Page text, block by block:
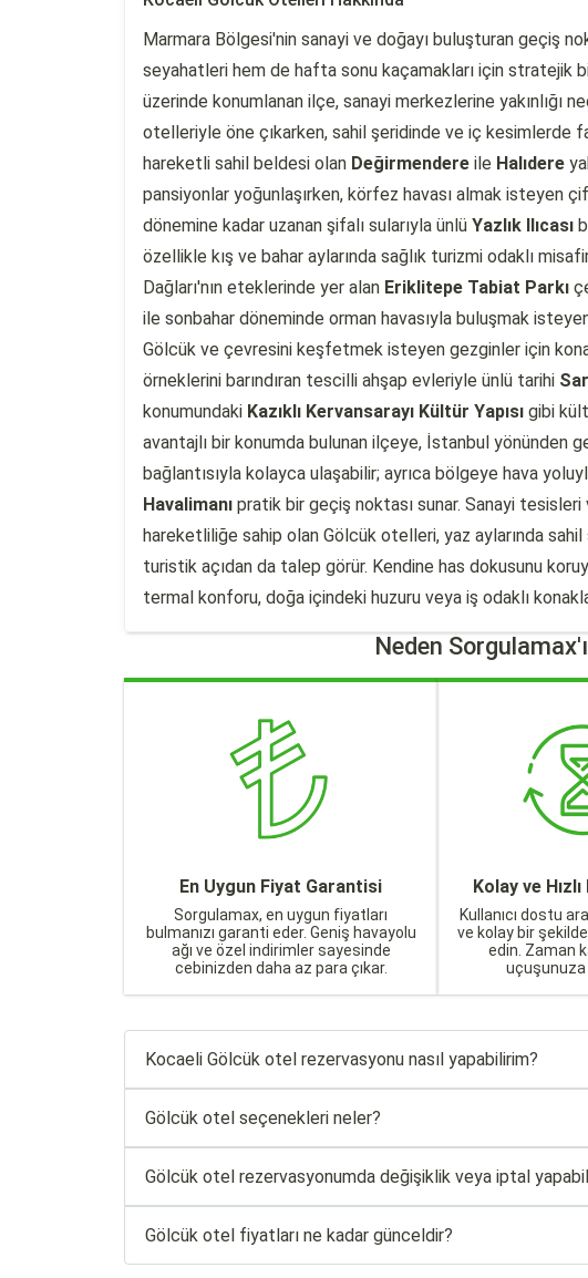
Marmara Bölgesi'nin sanayi ve doğayı buluşturan geçiş
seyahatleri hem de hafta sonu kaçamakları için stratejik
üzerinde konumlanan ilçe, sanayi merkezlerine yakınlığı
otelleriyle öne çıkarken, sahil şeridinde ve iç kesimlerde
hareketli sahil beldesi olan Değirmendere ile Halıdere
pansiyonlar yoğunlaşırken, körfez havası almak isteyen
dönemine kadar uzanan şifalı sularıyla ünlü Yazlık Ilıcası
özellikle kış ve bahar aylarında sağlık turizmi odaklı
Dağları'nın eteklerinde yer alan Eriklitepe Tabiat Parkı
ile sonbahar döneminde orman havasıyla buluşmak
Gölcük ve çevresini keşfetmek isteyen gezginler için
örneklerini barındıran tescilli ahşap evleriyle ünlü tarihi
konumundaki Kazıklı Kervansarayı Kültür Yapısı gibi
avantajlı bir konumda bulunan ilçeye, İstanbul yönünden
bağlantısıyla kolayca ulaşabilir; ayrıca bölgeye hava
Havalimanı pratik bir geçiş noktası sunar. Sanayi
hareketliliğe sahip olan Gölcük otelleri, yaz aylarında
turistik açıdan da talep görür. Kendine has dokusunu
termal konforu, doğa içindeki huzuru veya iş odaklı
Neden
En Uygun Fiyat Garantisi
Sorgulamax, en uygun fiyatları
bulmanızı garanti eder. Geniş havayolu
ağı ve özel indirimler sayesinde
cebinizden daha az para çıkar.
Kolay ve
Kullanıcı dostu
ve kolay bir
edin. Zaman
uçuşunuza
Kocaeli Gölcük otel rezervasyonu nasıl yapabilirim?
Gölcük otel seçenekleri neler?
Gölcük otel rezervasyonumda değişiklik veya iptal
Gölcük otel fiyatları ne kadar günceldir?